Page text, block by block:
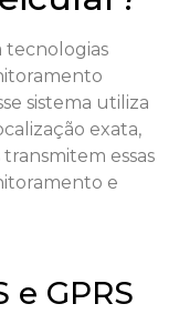
tecnologias
sistema utiliza
exata,
essas
e
e GPRS